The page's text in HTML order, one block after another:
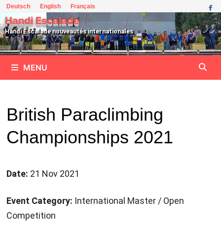
Passer
au
contenu
Deutsch English Français
Handi Escalade
Handi Escalade nouveautés internationales
MENU
British Paraclimbing
Championships 2021
Date: 21 Nov 2021
Event Category: International Master / Open
Competition